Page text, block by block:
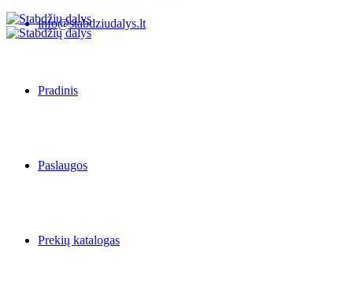
info@stabdziudalys.lt
Pradinis
Paslaugos
Prekių katalogas